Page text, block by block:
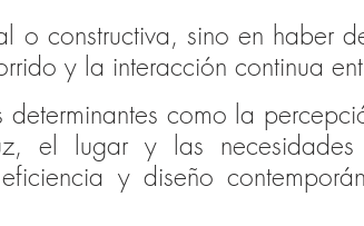
o constructiva, sino en haber
y la interacción continua
como la
el lugar y las necesidades
y diseño